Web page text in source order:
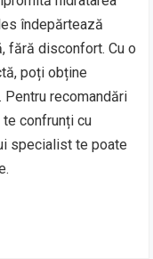
îndepărtează
fără disconfort. Cu o
poți obține
recomandări
confrunți cu
specialist te poate